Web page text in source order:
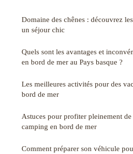
Domaine des chênes : découvrez
un séjour chic
Quels sont les avantages et
en bord de mer au Pays basque ?
Les meilleures activités pour des
bord de mer
Astuces pour profiter pleinement
camping en bord de mer
Comment préparer son véhicule